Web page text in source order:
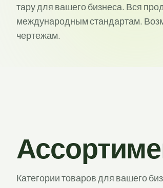
тару для вашего бизнеса. Вся
международным стандартам.
чертежам.
Категории товаров для вашего